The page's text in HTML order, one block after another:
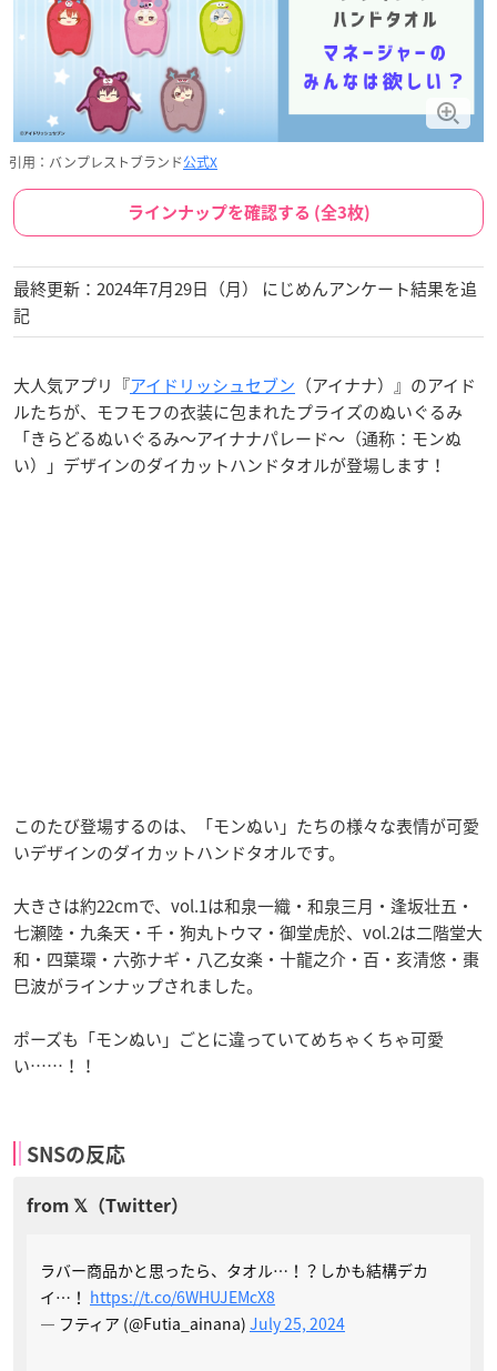
引用：バンプレストブランド公式X
ラインナップを確認する (全3枚)
最終更新：2024年7月29日（月） にじめんアンケート結果を追
記
大人気アプリ『アイドリッシュセブン （アイナナ）』のアイド
ルたちが、モフモフの衣装に包まれたプライズのぬいぐるみ
「きらどるぬいぐるみ～アイナナパレード～（通称：モンぬ
い）」デザインのダイカットハンドタオルが登場します！
このたび登場するのは、「モンぬい」たちの様々な表情が可愛
いデザインのダイカットハンドタオルです。
大きさは約22cmで、vol.1は和泉一織・和泉三月・逢坂壮五・
七瀬陸・九条天・千・狗丸トウマ・御堂虎於、vol.2は二階堂大
和・四葉環・六弥ナギ・八乙女楽・十龍之介・百・亥清悠・棗
巳波がラインナップされました。
ポーズも「モンぬい」ごとに違っていてめちゃくちゃ可愛
い……！！
SNSの反応
ラバー商品かと思ったら、タオル…！？しかも結構デカ
イ…！ https://t.co/6WHUJEMcX8
— フティア (@Futia_ainana) July 25, 2024